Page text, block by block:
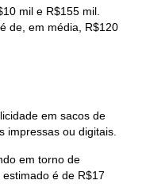
mil e R$155 mil.
de, em média, R$120
em sacos de
impressas ou digitais.
em torno de
é de R$17